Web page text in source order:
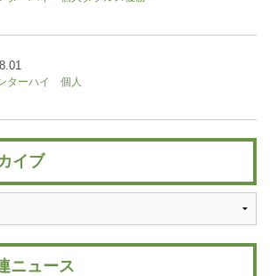
ターハイ 個人
イブ
ニュース